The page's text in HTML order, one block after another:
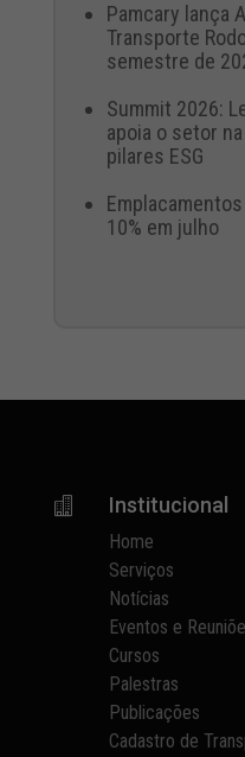
Pamcary lança
Transporte
semestre de
Summit 2026:
apoia o setor
pilares ESG
10% em julho
 Institucional
Home
Serviços
Notícias
Eventos e
Cursos
Palestras
Publicações
Cadastro de